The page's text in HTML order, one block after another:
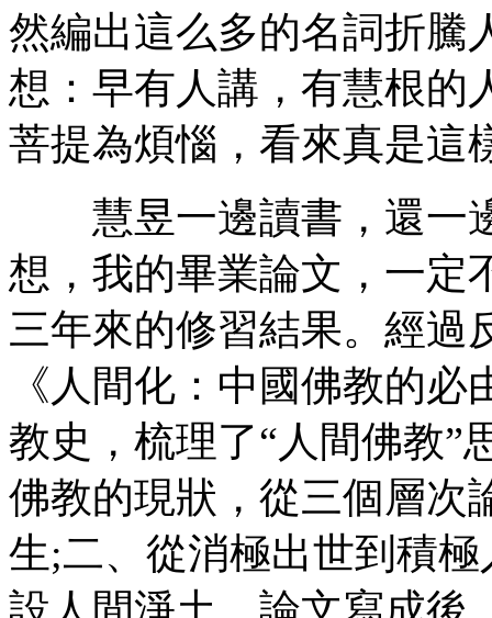
然編出這么多的名詞折騰
想：早有人講，有慧根的
菩提為煩惱，看來真是這
慧昱一邊讀書，還一
想，我的畢業論文，一定
三年來的修習結果。經過
《人間化：中國佛教的
教史，梳理了“人間佛教”
佛教的現狀，從三個層次
生;二、從消極出世到積